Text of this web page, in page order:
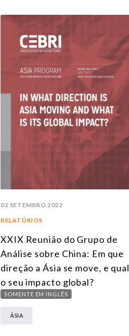
02 SETEMBRO 2022
RELATÓRIOS
XXIX Reunião do Grupo de
Análise sobre China: Em que
direção a Ásia se move, e qual
o seu impacto global?
SOMENTE EM INGLÊS
ÁSIA